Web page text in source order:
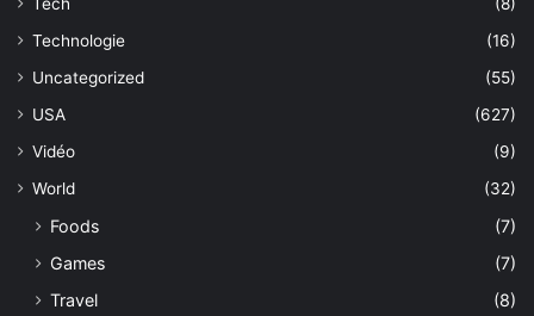
Tech
(8)
Technologie
(16)
Uncategorized
(55)
USA
(627)
Vidéo
(9)
World
(32)
Foods
(7)
Games
(7)
Travel
(8)